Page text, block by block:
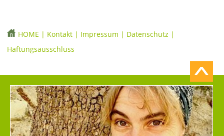
HOME | Kontakt | Impressum | Datenschutz |
Haftungsausschluss